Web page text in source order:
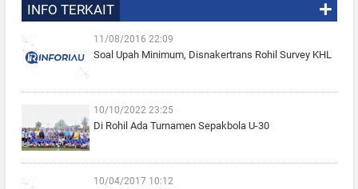
INFO TERKAIT
11/08/2016 22:09
Soal Upah Minimum, Disnakertrans Rohil Survey KHL
10/10/2022 23:25
Di Rohil Ada Turnamen Sepakbola U-30
10/04/2017 10:12